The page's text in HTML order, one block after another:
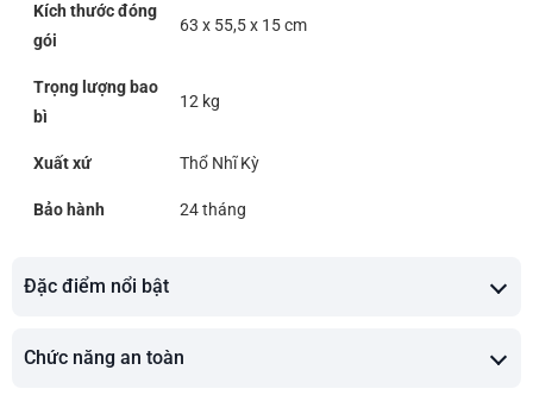
Kích thước đóng
gói
63 x 55,5 x 15 cm
Trọng lượng bao
bì
12 kg
Xuất xứ Thổ Nhĩ Kỳ
Bảo hành 24 tháng
Đặc điểm nổi bật
Chức năng an toàn